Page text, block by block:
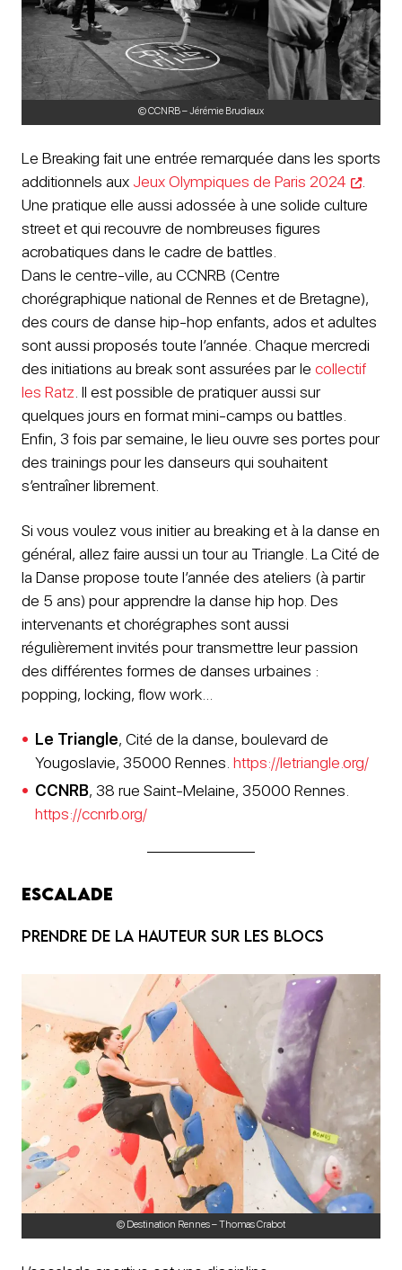
© CCNRB – Jérémie Brudieux
Le Breaking fait une entrée remarquée dans les sports
additionnels aux Jeux Olympiques de Paris 2024
.
Une pratique elle aussi adossée à une solide culture
street et qui recouvre de nombreuses figures
acrobatiques dans le cadre de battles.
Dans le centre-ville, au CCNRB (Centre
chorégraphique national de Rennes et de Bretagne),
des cours de danse hip-hop enfants, ados et adultes
sont aussi proposés toute l’année. Chaque mercredi
des initiations au break sont assurées par le collectif
les Ratz. Il est possible de pratiquer aussi sur
quelques jours en format mini-camps ou battles.
Enfin, 3 fois par semaine, le lieu ouvre ses portes pour
des trainings pour les danseurs qui souhaitent
s’entraîner librement.
Si vous voulez vous initier au breaking et à la danse en
général, allez faire aussi un tour au Triangle. La Cité de
la Danse propose toute l’année des ateliers (à partir
de 5 ans) pour apprendre la danse hip hop. Des
intervenants et chorégraphes sont aussi
régulièrement invités pour transmettre leur passion
des différentes formes de danses urbaines :
popping, locking, flow work…
Le Triangle, Cité de la danse, boulevard de
Yougoslavie, 35000 Rennes. https://letriangle.org/
CCNRB, 38 rue Saint-Melaine, 35000 Rennes.
https://ccnrb.org/
Escalade
Prendre de la hauteur sur les blocs
© Destination Rennes – Thomas Crabot